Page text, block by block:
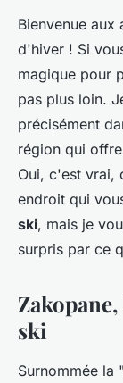
Bienvenue aux
d'hiver ! Si
magique pour
pas plus loin.
précisément
région qui
Oui, c'est vrai,
endroit qui
ski, mais je
surpris par ce
ski
Surnommée la